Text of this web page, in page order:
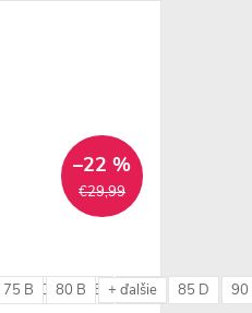
80 D 85 B 85 C 85 D 90
€29,99
–22 %
75 B 80 B + ďalšie